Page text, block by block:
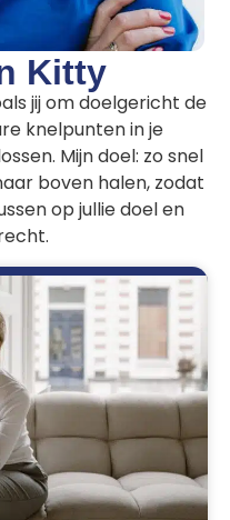
Kitty
jij om doelgericht de
knelpunten in je
Mijn doel: zo snel
boven halen, zodat
op jullie doel en